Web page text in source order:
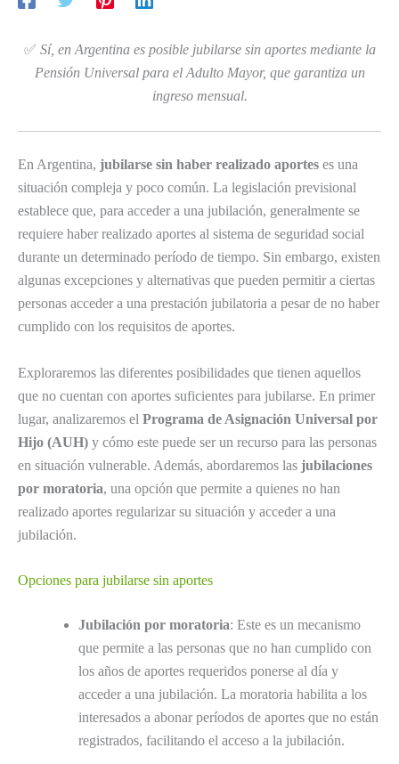
✅ Sí, en Argentina es posible jubilarse sin aportes mediante la
Pensión Universal para el Adulto Mayor, que garantiza un
ingreso mensual.
En Argentina, jubilarse sin haber realizado aportes es una
situación compleja y poco común. La legislación previsional
establece que, para acceder a una jubilación, generalmente se
requiere haber realizado aportes al sistema de seguridad social
durante un determinado período de tiempo. Sin embargo, existen
algunas excepciones y alternativas que pueden permitir a ciertas
personas acceder a una prestación jubilatoria a pesar de no haber
cumplido con los requisitos de aportes.
Exploraremos las diferentes posibilidades que tienen aquellos
que no cuentan con aportes suficientes para jubilarse. En primer
lugar, analizaremos el Programa de Asignación Universal por
Hijo (AUH) y cómo este puede ser un recurso para las personas
en situación vulnerable. Además, abordaremos las jubilaciones
por moratoria, una opción que permite a quienes no han
realizado aportes regularizar su situación y acceder a una
jubilación.
Opciones para jubilarse sin aportes
Jubilación por moratoria: Este es un mecanismo
que permite a las personas que no han cumplido con
los años de aportes requeridos ponerse al día y
acceder a una jubilación. La moratoria habilita a los
interesados a abonar períodos de aportes que no están
registrados, facilitando el acceso a la jubilación.